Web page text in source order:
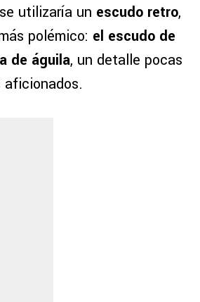
utilizaría un escudo retro,
polémico: el escudo de
de águila, un detalle pocas